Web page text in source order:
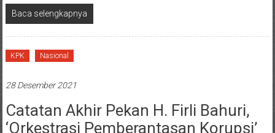
Baca selengkapnya
KPK Nasional
28 Desember 2021
Catatan Akhir Pekan H. Firli Bahuri,
‘Orkestrasi Pemberantasan Korupsi’